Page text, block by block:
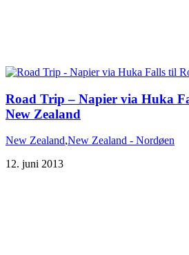
Road Trip – Napier via Huka
New Zealand
New Zealand,New Zealand - Nordøen
12. juni 2013